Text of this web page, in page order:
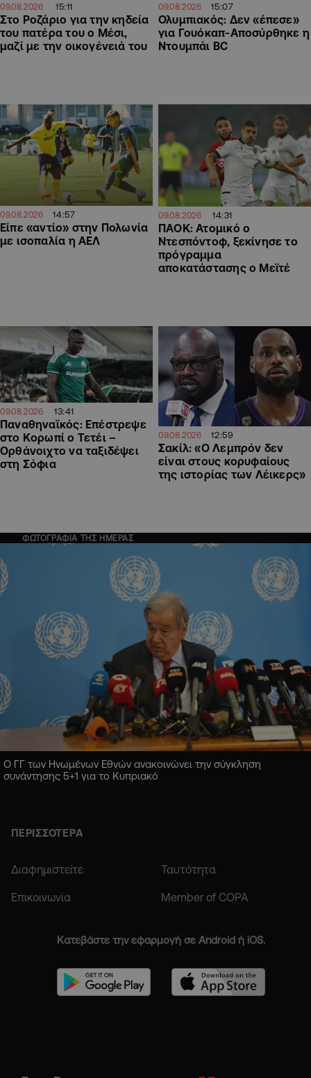
09.08.2026 15:11
Στο Ροζάριο για την κηδεία
του πατέρα του ο Μέσι,
μαζί με την οικογένειά του
09.08.2026 15:07
Ολυμπιακός: Δεν «έπεσε»
για Γουόκαπ-Αποσύρθηκε η
Ντουμπάι BC
09.08.2026 14:57
Είπε «αντίο» στην Πολωνία
με ισοπαλία η ΑΕΛ
09.08.2026 14:31
ΠΑΟΚ: Ατομικό ο
Ντεσπόντοφ, ξεκίνησε το
πρόγραμμα
αποκατάστασης ο Μεϊτέ
09.08.2026 13:41
Παναθηναϊκός: Επέστρεψε
στο Κορωπί ο Τετέι –
Ορθάνοιχτο να ταξιδέψει
στη Σόφια
09.08.2026 12:59
Σακίλ: «Ο Λεμπρόν δεν
είναι στους κορυφαίους
της ιστορίας των Λέικερς»
ΦΩΤΟΓΡΑΦΙΑ ΤΗΣ ΗΜΕΡΑΣ
Ο ΓΓ των Ηνωμένων Εθνών ανακοινώνει την σύγκληση
συνάντησης 5+1 για το Κυπριακό
ΠΕΡΙΣΣΟΤΕΡΑ
Διαφημιστείτε Ταυτότητα
Επικοινωνία Member of COPA
Κατεβάστε την εφαρμογή σε Android ή iOS.